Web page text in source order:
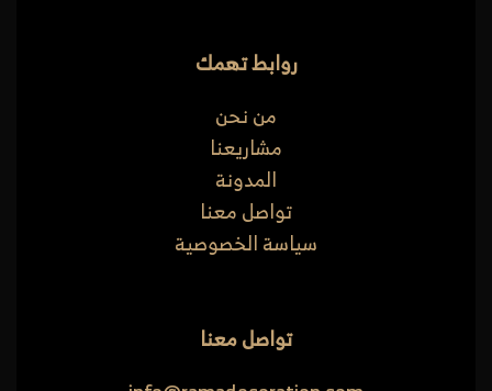
روابط تهمك
من نحن
مشاريعنا
المدونة
تواصل معنا
سياسة الخصوصية
تواصل معنا